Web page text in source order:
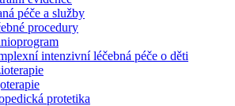
péče a služby
procedury
intenzivní léčebná péče o děti
protetika